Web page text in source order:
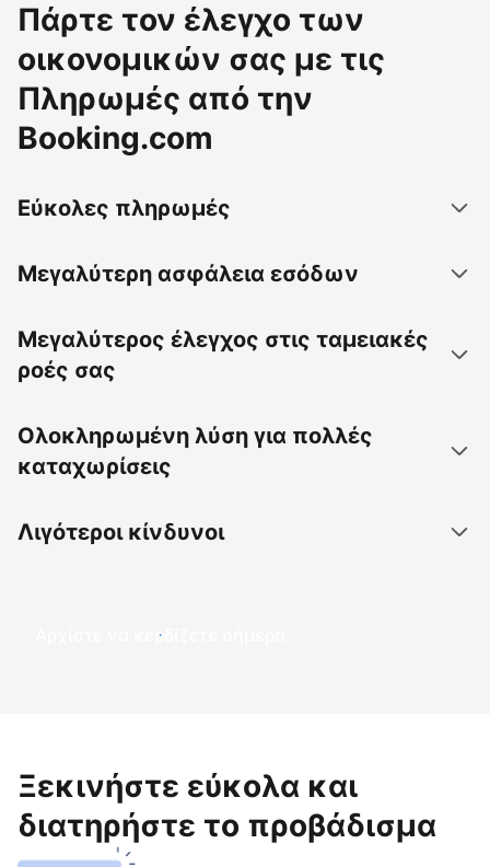
Πάρτε τον έλεγχο των
οικονομικών σας με τις
Πληρωμές από την
Booking.com
Εύκολες πληρωμές
Μεγαλύτερη ασφάλεια εσόδων
Μεγαλύτερος έλεγχος στις ταμειακές
ροές σας
Ολοκληρωμένη λύση για πολλές
καταχωρίσεις
Λιγότεροι κίνδυνοι
Αρχίστε να κερδίζετε σήμερα
Ξεκινήστε εύκολα και
διατηρήστε το προβάδισμα